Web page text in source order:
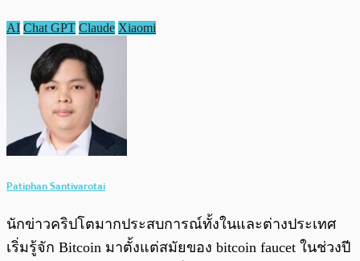
AI Chat GPT Claude Xiaomi
Patiphan Santivarotai
นักข่าวคริปโตมากประสบการณ์ทั้งในและต่างประเทศ
เริ่มรู้จัก Bitcoin มาตั้งแต่สมัยของ bitcoin faucet ในช่วงปี